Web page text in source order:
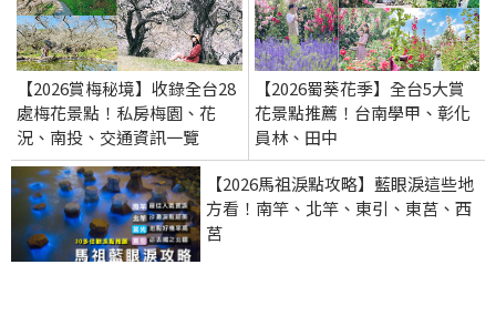
【2026賞梅秘境】收錄全台28
處梅花景點！私房梅園、花
況、南投、交通資訊一覽
【2026蜀葵花季】全台5大賞
花景點推薦！台南學甲、彰化
員林、田中
【2026馬祖淚點攻略】藍眼淚這些地
方看！南竿、北竿、東引、東莒、西
莒